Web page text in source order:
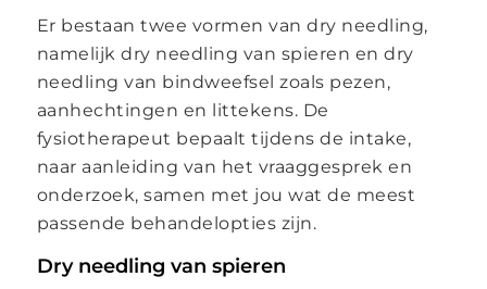
Er bestaan twee vormen van dry needling,
namelijk dry needling van spieren en dry
needling van bindweefsel zoals pezen,
aanhechtingen en littekens. De
fysiotherapeut bepaalt tijdens de intake,
naar aanleiding van het vraaggesprek en
onderzoek, samen met jou wat de meest
passende behandelopties zijn.
Dry needling van spieren